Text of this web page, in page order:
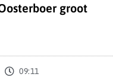
groot
09:11